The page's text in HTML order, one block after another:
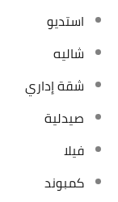
استديو
شاليه
شقة إداري
صيدلية
فيلا
كمبوند